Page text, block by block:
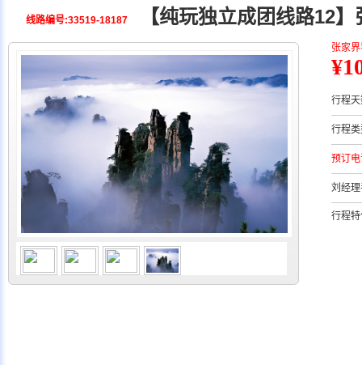
线路编号:33519-18187 【纯玩独立成团线路12
张家
行程
行程
预订
刘经
行程